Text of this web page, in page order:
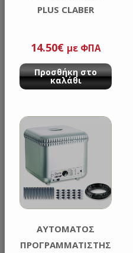
PLUS CLABER
14.50€ με ΦΠΑ
Προσθήκη στο
καλάθι
AΥΤΟMATOΣ
ΠΡΟΓΡΑΜΜΑΤΙΣΤΗΣ